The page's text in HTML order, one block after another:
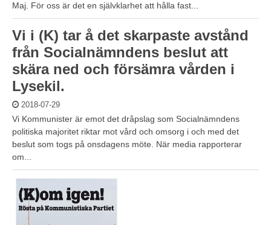
Maj. För oss är det en självklarhet att hålla fast...
Vi i (K) tar å det skarpaste avstånd
från Socialnämndens beslut att
skära ned och försämra vården i
Lysekil.
2018-07-29
Vi Kommunister är emot det dråpslag som Socialnämndens
politiska majoritet riktar mot vård och omsorg i och med det
beslut som togs på onsdagens möte. När media rapporterar
om...